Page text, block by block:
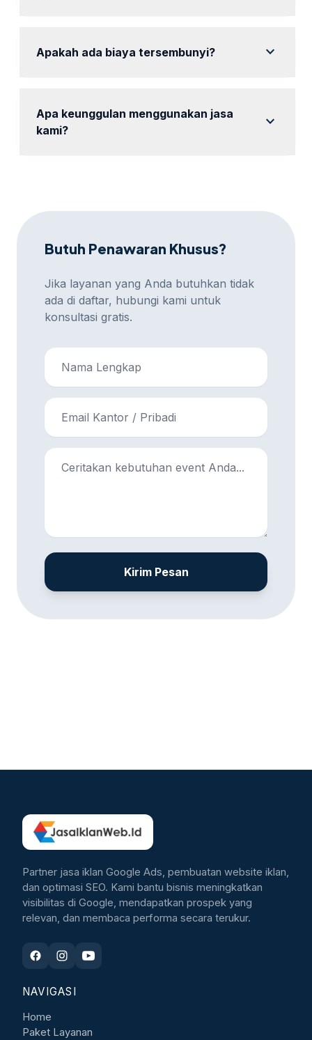
Apakah ada biaya tersembunyi? expand_more
Apa keunggulan menggunakan jasa
kami?
expand_more
Butuh Penawaran Khusus?
Jika layanan yang Anda butuhkan tidak
ada di daftar, hubungi kami untuk
konsultasi gratis.
Kirim Pesan
Partner jasa iklan Google Ads, pembuatan website iklan,
dan optimasi SEO. Kami bantu bisnis meningkatkan
visibilitas di Google, mendapatkan prospek yang
relevan, dan membaca performa secara terukur.
NAVIGASI
Home
Paket Layanan